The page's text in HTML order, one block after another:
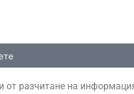
разчитане на